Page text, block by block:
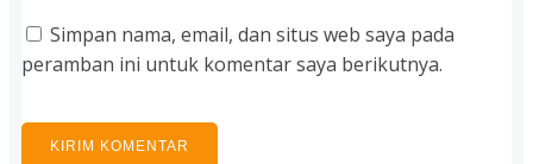
Simpan nama, email, dan situs web saya pada
peramban ini untuk komentar saya berikutnya.